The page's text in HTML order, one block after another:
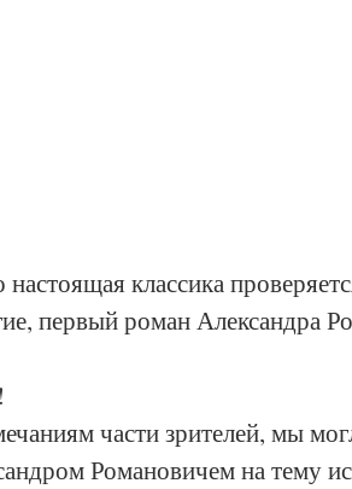
классика
первый роман Александра
части зрителей, мы
Романовичем на тему